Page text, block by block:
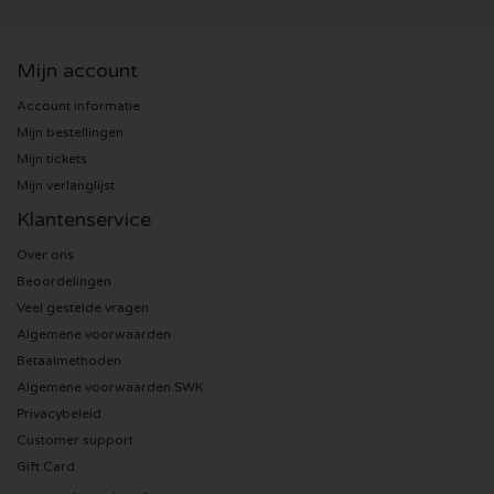
Justin Bieber kaartjes
Lana del Rey kaartjes
Iron Maiden kaartjes
Michael Buble kaartjes
Joy x Flow Festival
Het Amsterdams Verbond kaartjes
Peggy Gou kaartjes
No Art kaartjes
Vroeger Was Alles Beter Festival kaartjes
Mijn account
Account informatie
Mijn bestellingen
Mijn tickets
Mijn verlanglijst
Klantenservice
Over ons
Beoordelingen
Veel gestelde vragen
Algemene voorwaarden
Betaalmethoden
Algemene voorwaarden SWK
Privacybeleid
Customer support
Gift Card